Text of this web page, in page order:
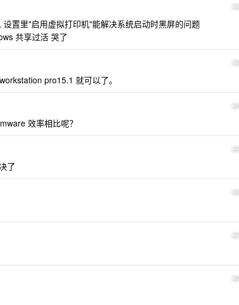
22
置里"启用虚拟打印机"能解决系统启动时黑屏的问题
共享过活 哭了
23
pro15.1 就可以了。
24
效率相比呢？
25
了
26
27
28